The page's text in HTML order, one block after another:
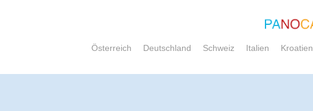
Österreich Deutschland Schweiz Italien Kroatien